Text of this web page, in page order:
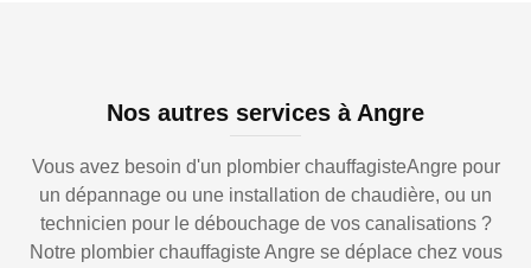
Nos autres services à Angre
Vous avez besoin d'un plombier chauffagisteAngre pour
un dépannage ou une installation de chaudière, ou un
technicien pour le débouchage de vos canalisations ?
Notre plombier chauffagiste Angre se déplace chez vous